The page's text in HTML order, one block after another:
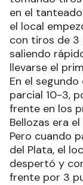
en el
el local
con tiros de 3
saliendo
llevarse el
En el
parcial 10-3,
frente en los
Bellozas era
Pero cuando
del Plata, el
despertó y
frente por 3